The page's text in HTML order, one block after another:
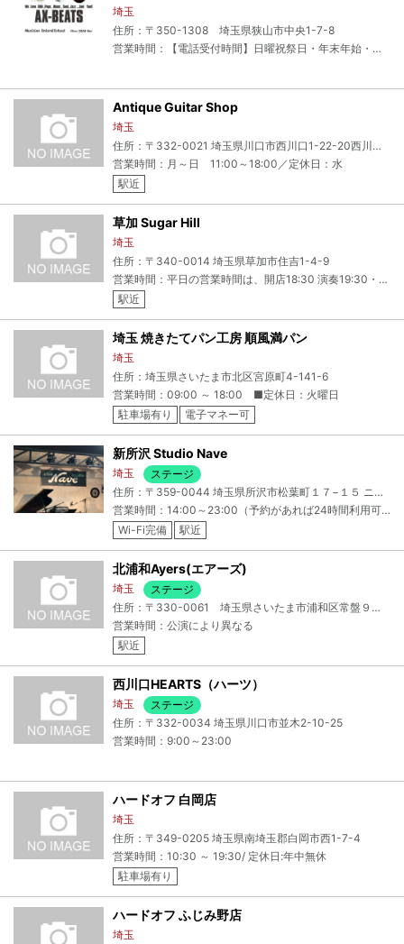
埼玉
住所：〒350-1308 埼玉県狭山市中央1-7-8
営業時間：【電話受付時間】日曜祝祭日・年末年始・夏季特定休業日(お盆期間)を除く 月曜日～土曜日10:00～22:00
Antique Guitar Shop
埼玉
住所：〒332-0021 埼玉県川口市西川口1-22-20西川口ビル2F
営業時間：月～日 11:00～18:00／定休日：水
駅近
草加 Sugar Hill
埼玉
住所：〒340-0014 埼玉県草加市住吉1-4-9
営業時間：平日の営業時間は、開店18:30 演奏19:30・20:30 ＊土日祝日は元から早めてあります。
駅近
埼玉 焼きたてパン工房 順風満パン
埼玉
住所：埼玉県さいたま市北区宮原町4-141-6
営業時間：09:00 ～ 18:00 ■定休日：火曜日
駐車場有り
電子マネー可
新所沢 Studio Nave
埼玉
ステージ
住所：〒359-0044 埼玉県所沢市松葉町１７−１５ ニューアーバン第一ビル
営業時間：14:00～23:00（予約があれば24時間利用可能）
Wi-Fi完備
駅近
北浦和Ayers(エアーズ)
埼玉
ステージ
住所：〒330-0061 埼玉県さいたま市浦和区常盤９－３１－１７ 荘司ビルＢ１
営業時間：公演により異なる
駅近
西川口HEARTS（ハーツ）
埼玉
ステージ
住所：〒332-0034 埼玉県川口市並木2-10-25
営業時間：9:00～23:00
ハードオフ 白岡店
埼玉
住所：〒349-0205 埼玉県南埼玉郡白岡市西1-7-4
営業時間：10:30 ～ 19:30/ 定休日:年中無休
駐車場有り
ハードオフ ふじみ野店
埼玉